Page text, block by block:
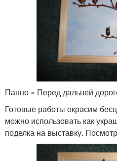
Панно « Перед дальней
Готовые работы окрасим
можно использовать как
поделка на выставку.